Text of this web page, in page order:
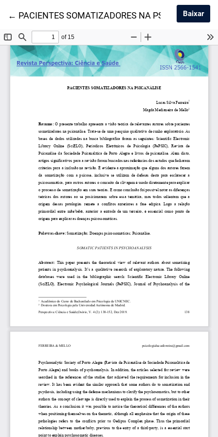
← Voltar aos Detalhes do Artigo
PACIENTES SOMATIZADORES NA PSICANÁLISE
Baixar